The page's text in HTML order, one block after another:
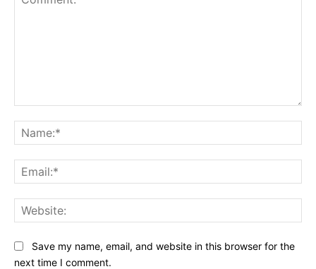
Save my name, email, and website in this browser for the
next time I comment.